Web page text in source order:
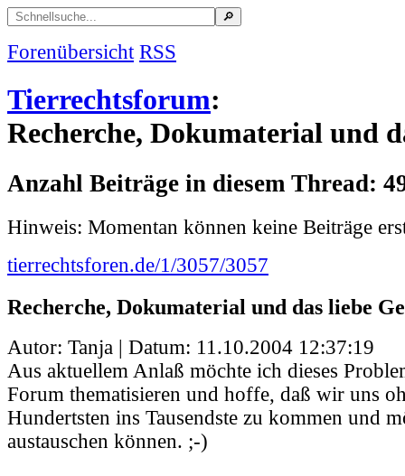
Forenübersicht RSS
Tierrechtsforum:
Recherche, Dokumaterial und
Anzahl Beiträge in diesem Thread:
Hinweis: Momentan können keine Beiträge
tierrechtsforen.de/1/3057/3057
Recherche, Dokumaterial und das liebe
Autor: Tanja | Datum: 11.10.2004 12:37:19
Aus aktuellem Anlaß möchte ich dieses
Forum thematisieren und hoffe, daß wir uns
Hundertsten ins Tausendste zu kommen und
austauschen können. ;-)